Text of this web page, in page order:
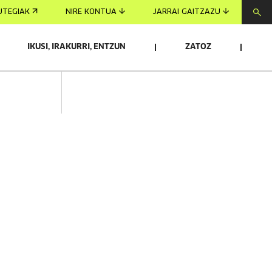
NIRE KONTUA JARRAI GAITZAZU
IKUSI, IRAKURRI, ENTZUN ZATOZ